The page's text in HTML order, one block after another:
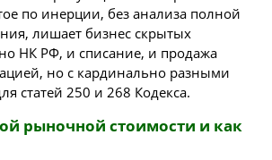
по инерции, без анализа полной
лишает бизнес скрытых
НК РФ, и списание, и продажа
но с кардинально разными
статей 250 и 268 Кодекса.
рыночной стоимости и как